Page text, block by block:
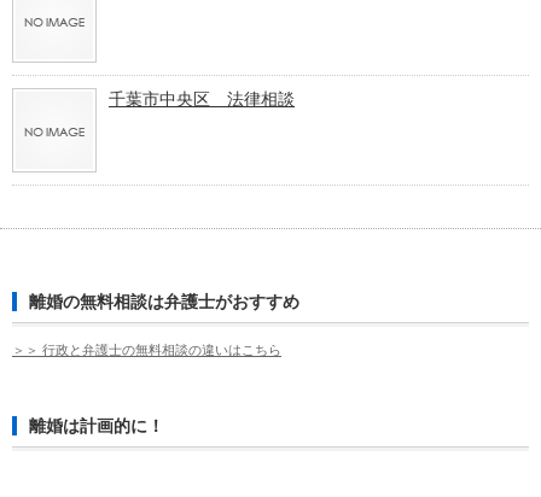
千葉市中央区 法律相談
離婚の無料相談は弁護士がおすすめ
＞＞ 行政と弁護士の無料相談の違いはこちら
離婚は計画的に！